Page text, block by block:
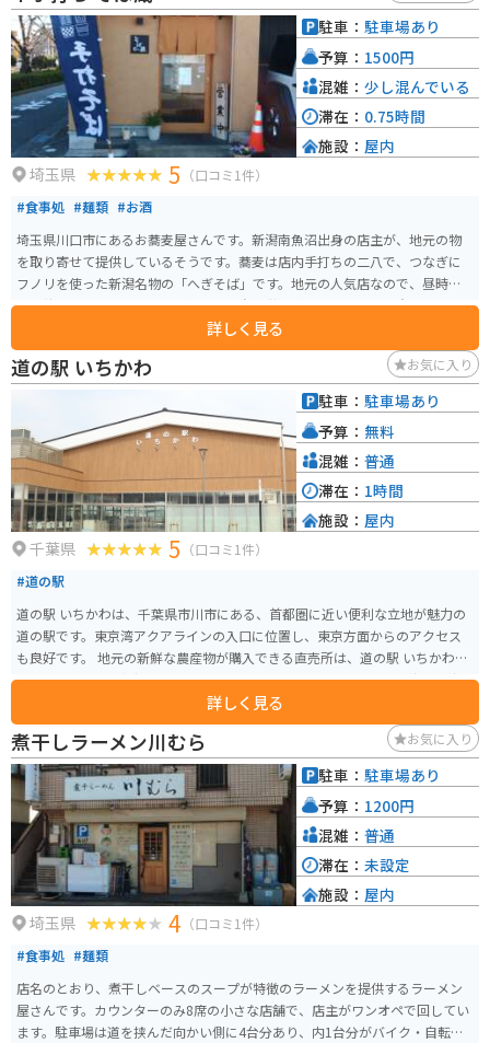
埼玉県 5 （口コミ1件）
#食事処 #麺類 #お酒
埼玉県川口市にあるお蕎麦屋さんです。新潟南魚沼出身の店主が、地元の物
を取り寄せて提供しているそうです。蕎麦は店内手打ちの二八で、つなぎに
フノリを使った新潟名物の「へぎそば」です。地元の人気店なので、昼時は
入店待ちになります。蕎麦がなくなり次第営業終了なので、ご注意を。
詳しく見る
駐車： 駐車場あり
予算： 1500円
混雑： 少し混んでいる
滞在： 0.75時間
施設： 屋内
道の駅 いちかわ お気に入り
千葉県 5 （口コミ1件）
#道の駅
道の駅 いちかわは、千葉県市川市にある、首都圏に近い便利な立地が魅力の
道の駅です。東京湾アクアラインの入口に位置し、東京方面からのアクセス
も良好です。 地元の新鮮な農産物が購入できる直売所は、道の駅 いちかわの
目玉の一つです。朝採れの野菜や果物はもちろんのこと、地元産の海苔や海
産物の加工品など、お土産にも最適な品々が並びます。 また、レストランで
は、地元産の食材をふんだんに使った料理を楽しむことができます。東京湾
を一望できる展望デッキも併設されており、ドライブの休憩に最適です。 バ
イクで訪れる場合、道の駅 いちかわには、広々とした駐車場が完備されてい
るので安心です。ツーリングの途中に立ち寄り、地元のグルメや景色を楽し
むのはいかがでしょうか。 周辺には、江戸川や国府台など、自然豊かな観光
スポットも点在しています。少し足を延ばせば、東京ディズニーリゾートに
もアクセス可能です。
詳しく見る
駐車： 駐車場あり
予算： 無料
混雑： 普通
滞在： 1時間
施設： 屋内
煮干しラーメン川むら お気に入り
埼玉県 4 （口コミ1件）
#食事処 #麺類
店名のとおり、煮干しベースのスープが特徴のラーメンを提供するラーメン
屋さんです。カウンターのみ8席の小さな店舗で、店主がワンオペで回してい
ます。駐車場は道を挟んだ向かい側に4台分あり、内1台分がバイク・自転車
駐車： 駐車場あり
予算： 1200円
混雑： 普通
滞在： 未設定
施設： 屋内